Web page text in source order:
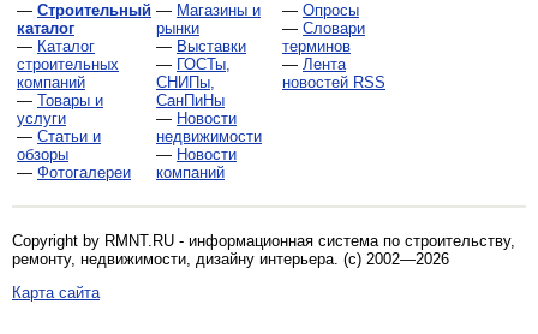
— Строительный
каталог
— Каталог
строительных
компаний
— Товары и
услуги
— Статьи и
обзоры
— Фотогалереи
— Магазины и
рынки
— Выставки
— ГОСТы,
СНИПы,
СанПиНы
— Новости
недвижимости
— Новости
компаний
— Опросы
— Словари
терминов
— Лента
новостей RSS
Copyright by RMNT.RU - информационная система по строительству,
ремонту, недвижимости, дизайну интерьера. (c) 2002—2026
Карта сайта